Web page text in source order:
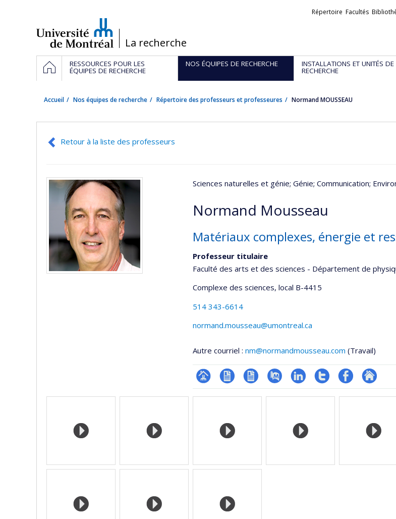
/La recherche
Liens
Répertoire Facultés
Navigation
principale
ACCUEILRESSOURCES POUR LES
ÉQUIPES DE RECHERCHE
NOS ÉQUIPES DE RECHERCHE INSTALLATIONS ET UNITÉS DE
RECHERCHE
Accueil Nos équipes de recherche Répertoire des professeurs et professeures Normand MOUSSEAU
Retour à la liste des professeurs
Sciences naturelles et génie; Génie; Communication;
Normand Mousseau
Matériaux complexes, énergie et
Professeur titulaire
Faculté des arts et des sciences - Département de
Complexe des sciences, local B-4415
514 343-6614
normand.mousseau@umontreal.ca
Autre courriel : nm@normandmousseau.com (Travail)
Page CV
CV
PubMedLinkedInCompteProfil Autre
Médias